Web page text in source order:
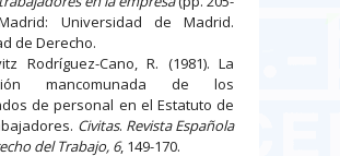
Universidad de Madrid.
de Derecho.
Rodríguez-Cano, R. (1981). La
mancomunada de los
de personal en el Estatuto de
Civitas. Revista Española
del Trabajo, 6, 149-170.